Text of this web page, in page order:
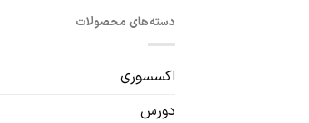
دسته‌های محصولات
اکسسوری
دورس